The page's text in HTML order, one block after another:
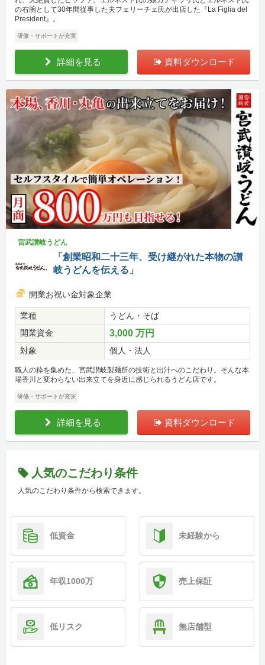
の右腕として30年間従事した夫フェリーチェ氏が出店した『La Figlia del
President』。
研修・サポートが充実
詳細を見る 資料ダウンロード
宮武讃岐うどん
「創業昭和二十三年、受け継がれた本物の讃
岐うどんを伝える」
開業お祝い金対象企業
業種
うどん・そば
開業資金
3,000 万円
対象 個人・法人
職人の粋を集めた、宮武讃岐製麺所の技術と出汁へのこだわり。そんな本
場香川と変わらない出来立てを身近に感じられるうどん店です。
研修・サポートが充実
詳細を見る 資料ダウンロード
人気のこだわり条件
人気のこだわり条件から検索できます。
低資金 未経験から
年収1000万 売上保証
低リスク 無店舗型